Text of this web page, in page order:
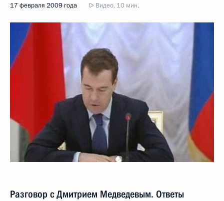
17 февраля 2009 года Видео, 10 мин.
Разговор с Дмитрием Медведевым. Ответы